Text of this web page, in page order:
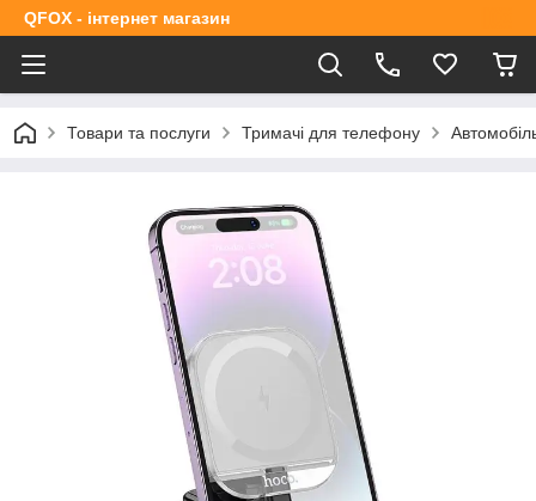
QFOX - інтернет магазин
Товари та послуги Тримачі для телефону